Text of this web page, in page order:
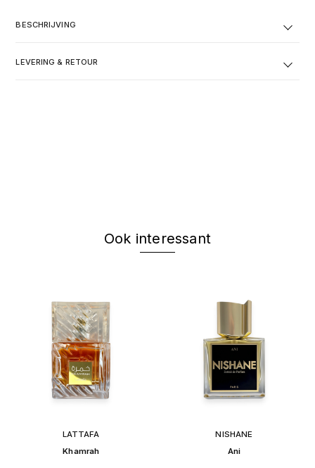
BESCHRIJVING
LEVERING & RETOUR
Ook interessant
LATTAFA
Khamrah
NISHANE
Ani